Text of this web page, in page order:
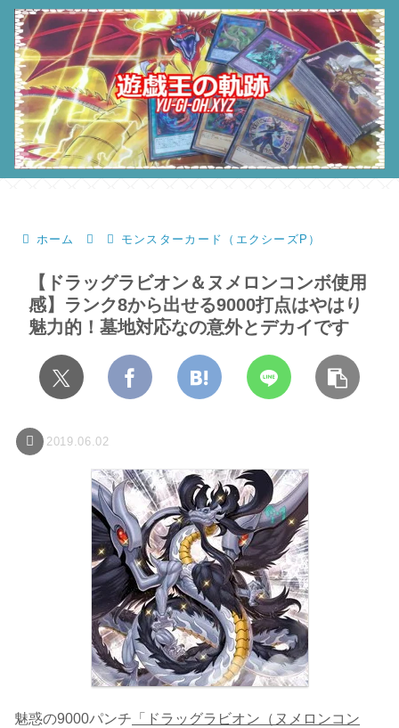
ホーム モンスターカード（エクシーズP）
【ドラッグラビオン＆ヌメロンコンボ使用
感】ランク8から出せる9000打点はやはり
魅力的！墓地対応なの意外とデカイです
2019.06.02
魅惑の9000パンチ 「ドラッグラビオン（ヌメロンコン